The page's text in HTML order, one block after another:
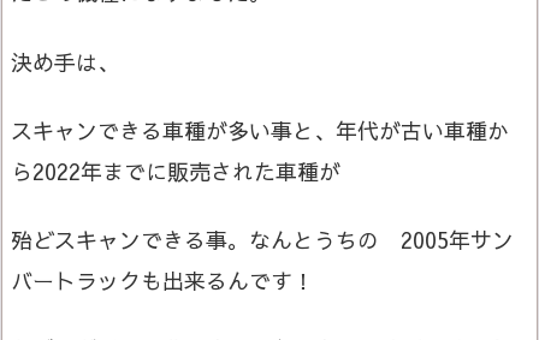
決め手は、
スキャンできる車種が多い事と、年代が古い車種か
ら2022年までに販売された車種が
殆どスキャンできる事。なんとうちの 2005年サン
バートラックも出来るんです！